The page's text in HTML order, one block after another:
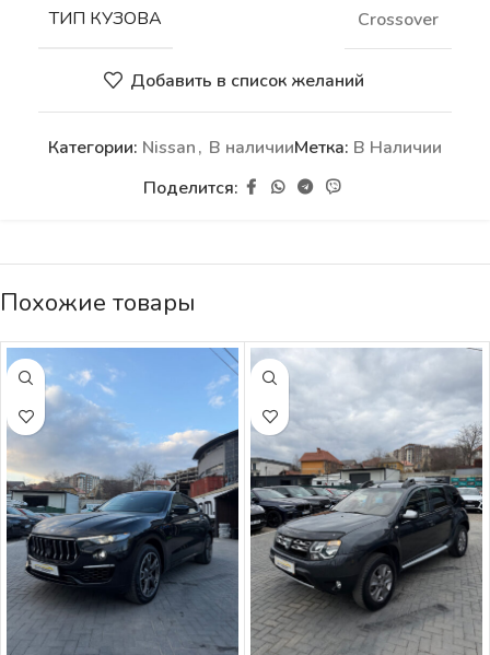
ТИП КУЗОВА Crossover
Добавить в список желаний
Категории: Nissan, В наличииМетка: В Наличии
Поделится:
Похожие товары